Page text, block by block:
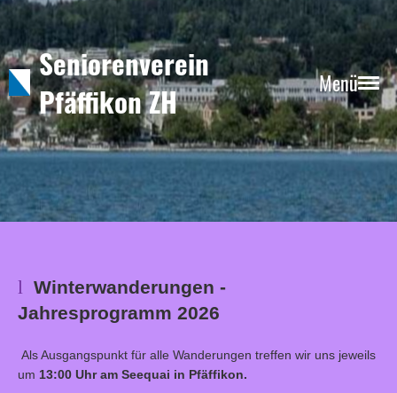
Menü
Seniorenverein
Pfäffikon ZH
l Winterwanderungen -
Jahresprogramm 2026
Als Ausgangspunkt für alle Wanderungen treffen wir uns jeweils
um 13:00 Uhr am Seequai in Pfäffikon.